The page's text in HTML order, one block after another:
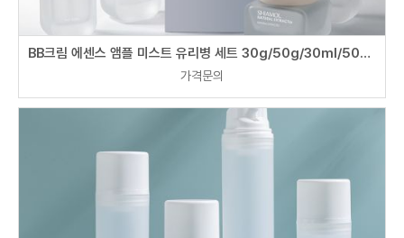
BB크림 에센스 앰플 미스트 유리병 세트 30g/50g/30ml/50ml/100ml/120ml
가격문의